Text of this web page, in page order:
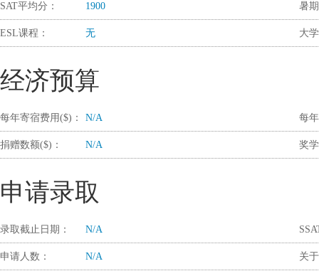
SAT平均分： 1900 暑
ESL课程： 无 大
经济预算
每年寄宿费用($)： N/A 每
捐赠数额($)： N/A 奖
申请录取
录取截止日期： N/A
申请人数： N/A 关